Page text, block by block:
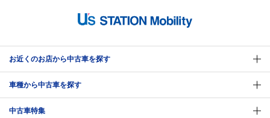
お近くのお店から中古車を探す
車種から中古車を探す
中古車特集